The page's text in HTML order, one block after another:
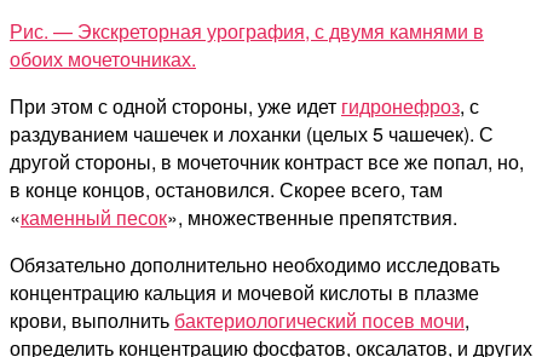
Рис. — Экскреторная урография, с двумя камнями в
обоих мочеточниках.
При этом с одной стороны, уже идет гидронефроз, с
раздуванием чашечек и лоханки (целых 5 чашечек). С
другой стороны, в мочеточник контраст все же попал, но,
в конце концов, остановился. Скорее всего, там
«каменный песок», множественные препятствия.
Обязательно дополнительно необходимо исследовать
концентрацию кальция и мочевой кислоты в плазме
крови, выполнить бактериологический посев мочи,
определить концентрацию фосфатов, оксалатов, и других